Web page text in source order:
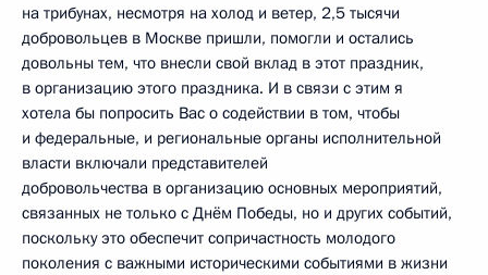
на трибунах, несмотря на холод и ветер, 2,5 тысячи
добровольцев в Москве пришли, помогли и остались
довольны тем, что внесли свой вклад в этот праздник,
в организацию этого праздника. И в связи с этим я
хотела бы попросить Вас о содействии в том, чтобы
и федеральные, и региональные органы исполнительной
власти включали представителей
добровольчества в организацию основных мероприятий,
связанных не только с Днём Победы, но и других событий,
поскольку это обеспечит сопричастность молодого
поколения с важными историческими событиями в жизни